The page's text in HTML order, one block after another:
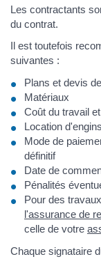
Les contractants
du contrat.
Il est toutefois
suivantes :
Plans et devis
Matériaux
Coût du travail
Location d'engins
Mode de
définitif
Date de
Pénalités
Pour des
l'assurance de
celle de votre
Chaque signataire